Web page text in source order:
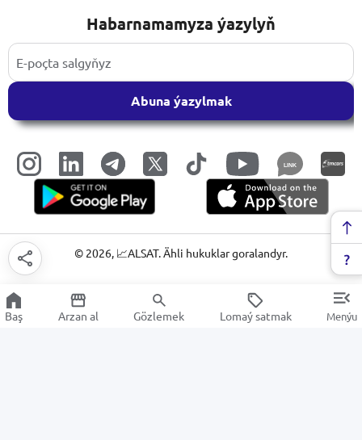
Habarnamamyza ýazylyň
Abuna ýazylmak
LINK
© 2026, 📈ALSAT. Ähli hukuklar goralandyr.
Baş Arzan al Gözlemek Lomaý satmak Menýu